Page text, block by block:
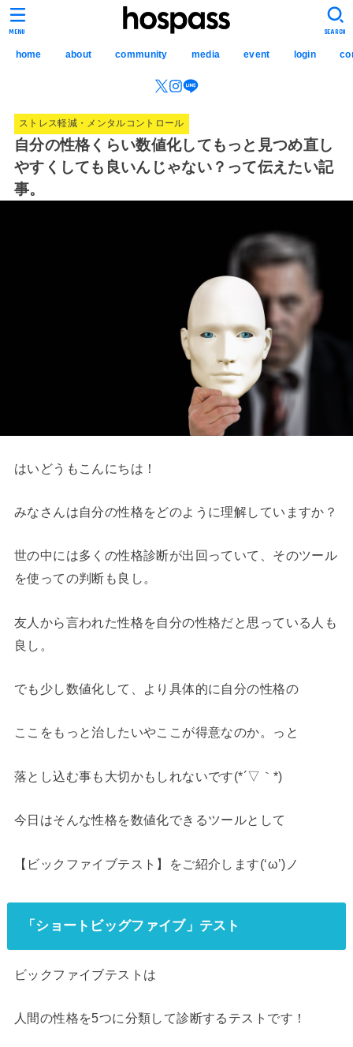
hospass media
home about community media event login
SEARCH
MENU
ストレス軽減・メンタルコントロール
自分の性格くらい数値化してもっと見つめ直し
やすくしても良いんじゃない？って伝えたい記
事。
はいどうもこんにちは！
みなさんは自分の性格をどのように理解していますか？
世の中には多くの性格診断が出回っていて、そのツール
を使っての判断も良し。
友人から言われた性格を自分の性格だと思っている人も
良し。
でも少し数値化して、より具体的に自分の性格の
ここをもっと治したいやここが得意なのか。っと
落とし込む事も大切かもしれないです(*´▽｀*)
今日はそんな性格を数値化できるツールとして
【ビックファイブテスト】をご紹介します(‘ω’)ノ
「ショートビッグファイブ」テスト
ビックファイブテストは
人間の性格を5つに分類して診断するテストです！